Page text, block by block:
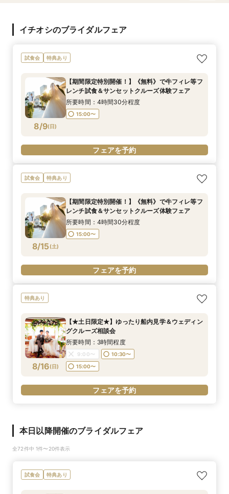
イチオシのブライダルフェア
試食会 特典あり
8/9(日)
【期間限定特別開催！】《無料》で牛フィレ等フ
レンチ試食＆サンセットクルーズ体験フェア
所要時間：4時間30分程度
15:00〜
フェアを予約
試食会 特典あり
8/15(土)
【期間限定特別開催！】《無料》で牛フィレ等フ
レンチ試食＆サンセットクルーズ体験フェア
所要時間：4時間30分程度
15:00〜
フェアを予約
特典あり
8/16(日)
【★土日限定★】ゆったり船内見学＆ウェディン
グクルーズ相談会
所要時間：3時間程度
9:00〜
10:30〜
15:00〜
フェアを予約
本日以降開催のブライダルフェア
全72件中 1件〜20件表示
試食会 特典あり